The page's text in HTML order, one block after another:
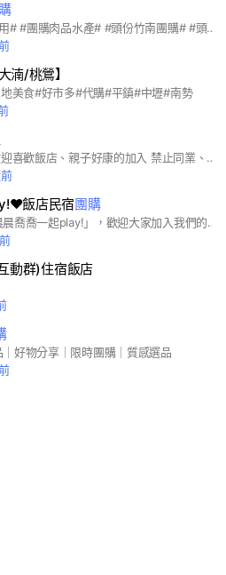
#團購美食，生活日用# #團購肉品水產# #頭份竹南團購# #頭份美食#
湳/桃鶯】
美食#好市多#代購#平鎮#中壢#南勢
小腹婆7團購群組 歡迎喜歡飯店、親子好康的加入 禁止同業、部落客加入 禁止分享其他團購資訊 禁止分享連結
飯店民宿團購
嗨！我是部落客「晨晨喬喬一起play!」，歡迎大家加入我們的飯店民宿團購群組！
動群)住宿飯店
好物分享｜限時團購｜質感選品